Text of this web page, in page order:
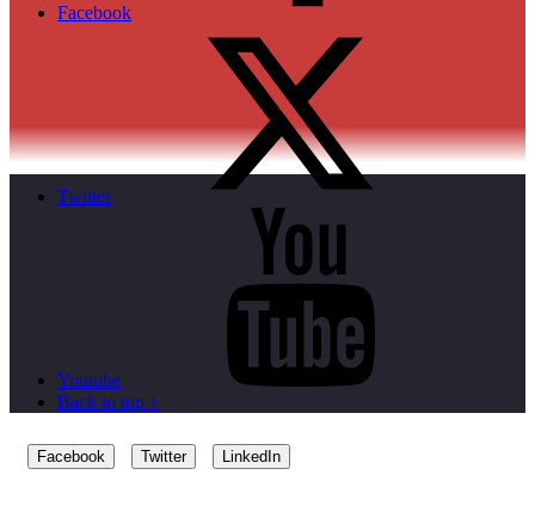
Facebook
Twitter
Youtube
Back to top ↑
Facebook Twitter LinkedIn